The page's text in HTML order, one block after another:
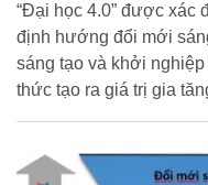
“Đại học 4.0” được xác
định hướng đổi mới
sáng tạo và khởi
thức tạo ra giá trị gia
đa lĩnh vực, ĐHQGHN